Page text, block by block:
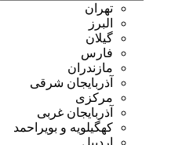
تهران
البرز
گیلان
فارس
مازندران
آذربایجان شرقی
مرکزی
آذربایجان غربی
کهگیلویه و بویراحمد
اردبیل